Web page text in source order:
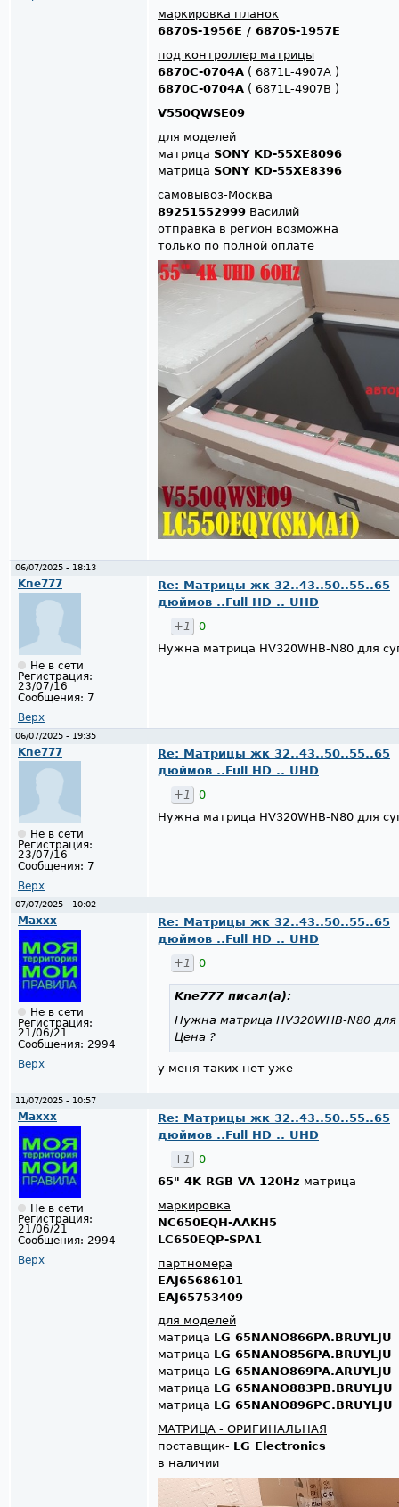
маркировка планок
6870S-1956E / 6870S-1957E
под контроллер матрицы
6870C-0704A ( 6871L-4907A )
6870C-0704A ( 6871L-4907B )
V550QWSE09
для моделей
матрица SONY KD-55XE8096
матрица SONY KD-55XE8396
самовывоз-Москва
89251552999 Василий
отправка в регион возможна
только по полной оплате
06/07/2025 - 18:13
Kne777
Не в сети
Регистрация:
23/07/16
Сообщения: 7
Верх
Re: Матрицы жк 32..43..50..55..65
дюймов ..Full HD .. UHD
+1
0
Нужна матрица HV320WHB-N80 для
06/07/2025 - 19:35
Kne777
Не в сети
Регистрация:
23/07/16
Сообщения: 7
Верх
Re: Матрицы жк 32..43..50..55..65
дюймов ..Full HD .. UHD
+1
0
Нужна матрица HV320WHB-N80 для
07/07/2025 - 10:02
Maxxx
Не в сети
Регистрация:
21/06/21
Сообщения: 2994
Верх
Re: Матрицы жк 32..43..50..55..65
дюймов ..Full HD .. UHD
+1
0
Kne777 писал(а):
Нужна матрица HV320WHB-N80 для
Цена ?
у меня таких нет уже
11/07/2025 - 10:57
Maxxx
Не в сети
Регистрация:
21/06/21
Сообщения: 2994
Верх
Re: Матрицы жк 32..43..50..55..65
дюймов ..Full HD .. UHD
+1
0
65" 4K RGB VA 120Hz матрица
маркировка
NC650EQH-AAKH5
LC650EQP-SPA1
партномера
EAJ65686101
EAJ65753409
для моделей
матрица LG 65NANO866PA.BRUYLJU
матрица LG 65NANO856PA.BRUYLJU
матрица LG 65NANO869PA.ARUYLJU
матрица LG 65NANO883PB.BRUYLJU
матрица LG 65NANO896PC.BRUYLJU
МАТРИЦА - ОРИГИНАЛЬНАЯ
поставщик- LG Electronics
в наличии